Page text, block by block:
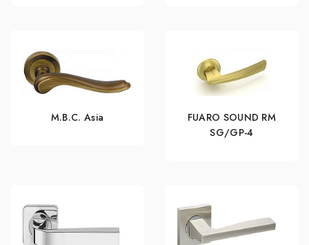
M.B.C. Asia
FUARO SOUND RM
SG/GP-4